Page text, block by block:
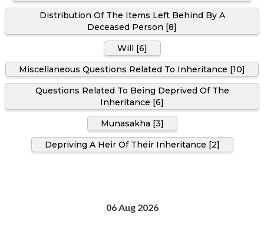
Distribution Of The Items Left Behind By A
Deceased Person [8]
Will [6]
Miscellaneous Questions Related To Inheritance [10]
Questions Related To Being Deprived Of The
Inheritance [6]
Munasakha [3]
Depriving A Heir Of Their Inheritance [2]
06 Aug 2026